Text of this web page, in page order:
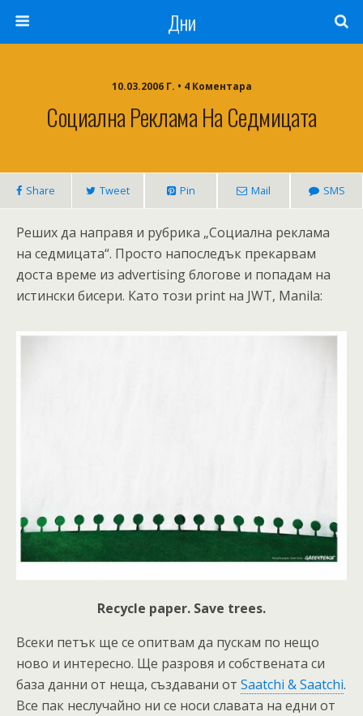
Дни
10.03.2006 Г. • 4 Коментара
Социална Реклама На Седмицата
Share Tweet Pin Mail SMS
Реших да направя и рубрика „Социална реклама
на седмицата“. Просто напоследък прекарвам
доста време из advertising блогове и попадам на
истински бисери. Като този print на JWT, Manila:
Recycle paper. Save trees.
Всеки петък ще се опитвам да пускам по нещо
ново и интересно. Ще разровя и собствената си
база данни от неща, създавани от Saatchi & Saatchi.
Все пак неслучайно ни се носи славата на едни от